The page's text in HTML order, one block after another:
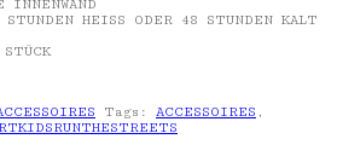
INNENWAND
HEISS ODER 48 STUNDEN KALT
Tags: ACCESSOIRES ,